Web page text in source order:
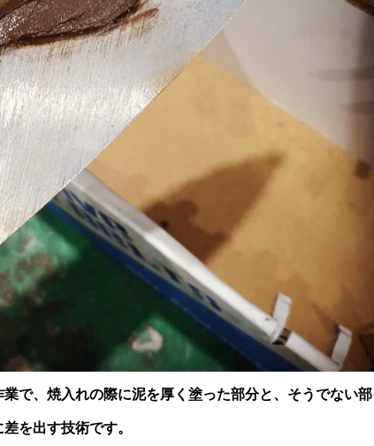
で、焼入れの際に泥を厚く塗った部分と、そうでない部
を出す技術です。